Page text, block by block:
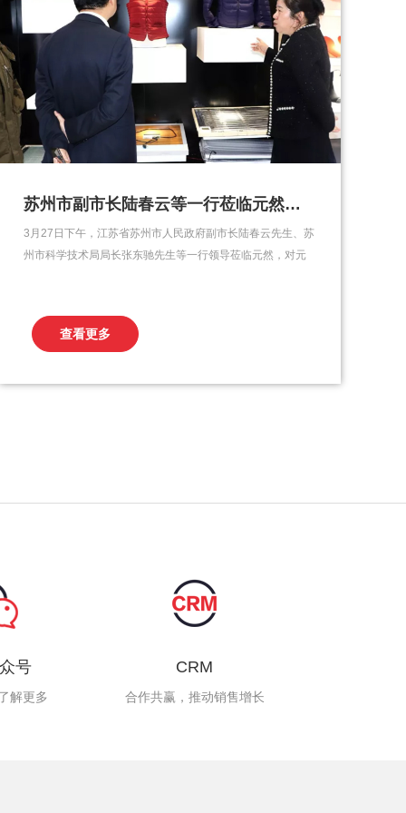
苏州市副市长陆春云等一行莅临元然（苏州）新能源科技有限公司
3月27日下午，江苏省苏州市人民政府副市长陆春云先生、苏
州市科学技术局局长张东驰先生等一行领导莅临元然，对元
报，陆副市长和张局长在此次会议上对元然给予高度评价和
认可，并且帮助元然新能源科技有限公司解决了原材料采
查看更多
号
解更多
CRM
合作共赢，推动销售增长